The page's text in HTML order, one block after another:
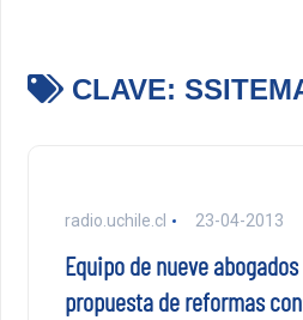
CLAVE:
radio.uchile.cl 23-04-2013
Equipo de nueve
propuesta de reformas